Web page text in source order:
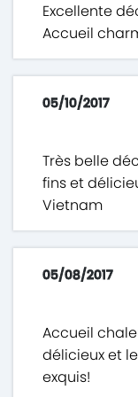
Excellente
Accueil
05/10/2017
Très belle
fins et
Vietnam
05/08/2017
Accueil
délicieux et
exquis!